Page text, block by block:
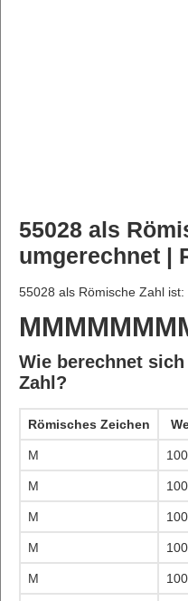
55028 als
umgerechnet |
55028 als Römische Zahl ist:
Wie berechnet
Zahl?
Römisches Zeichen
M
M
M
M
M